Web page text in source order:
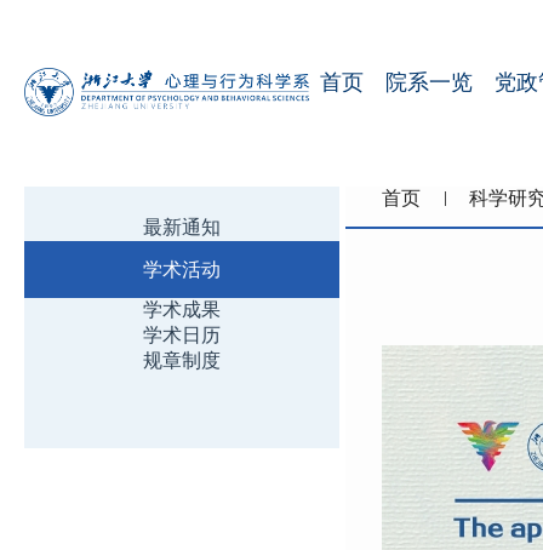
首页 院系一览 党
最新通知
学术活动
学术成果
学术日历
规章制度
首页 科学研